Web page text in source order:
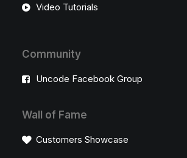
Video Tutorials
Community
Uncode Facebook Group
Wall of Fame
Customers Showcase